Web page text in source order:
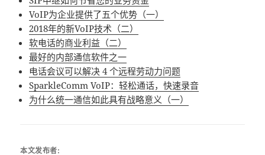
VoIP为企业提供了五个优势（一）
2018年的新VoIP技术（二）
软电话的商业利益（二）
最好的内部通信软件之一
电话会议可以解决 4 个远程劳动力问题
SparkleComm VoIP：轻松通话，快速录音
为什么统一通信如此具有战略意义（一）
本文发布者: